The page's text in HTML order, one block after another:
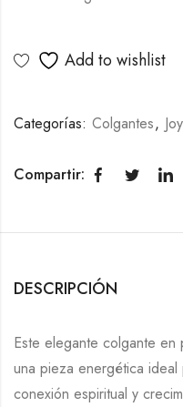
Add to wishlist
Categorías: Colgantes,
Compartir:
DESCRIPCIÓN
Este elegante colgante
una pieza energética
conexión espiritual y